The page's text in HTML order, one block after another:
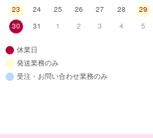
23
24 25 26 27 28
29
30
31 1 2 3 4 5
休業日
発送業務のみ
受注・お問い合わせ業務のみ